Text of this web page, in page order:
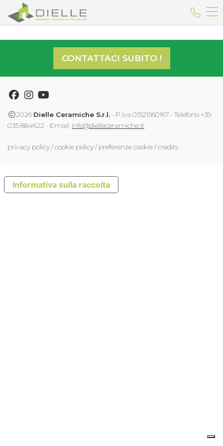
Dielle Ceramiche
CONTATTACI SUBITO !
Facebook
Instagram
Youtube
2026 Dielle Ceramiche S.r.l. - P.iva 01521560167 - Telefono +39
035 884622 - Email: info@dielleceramiche.it
privacy policy/cookie policy/preferenze cookie/credits
Informativa sulla raccolta